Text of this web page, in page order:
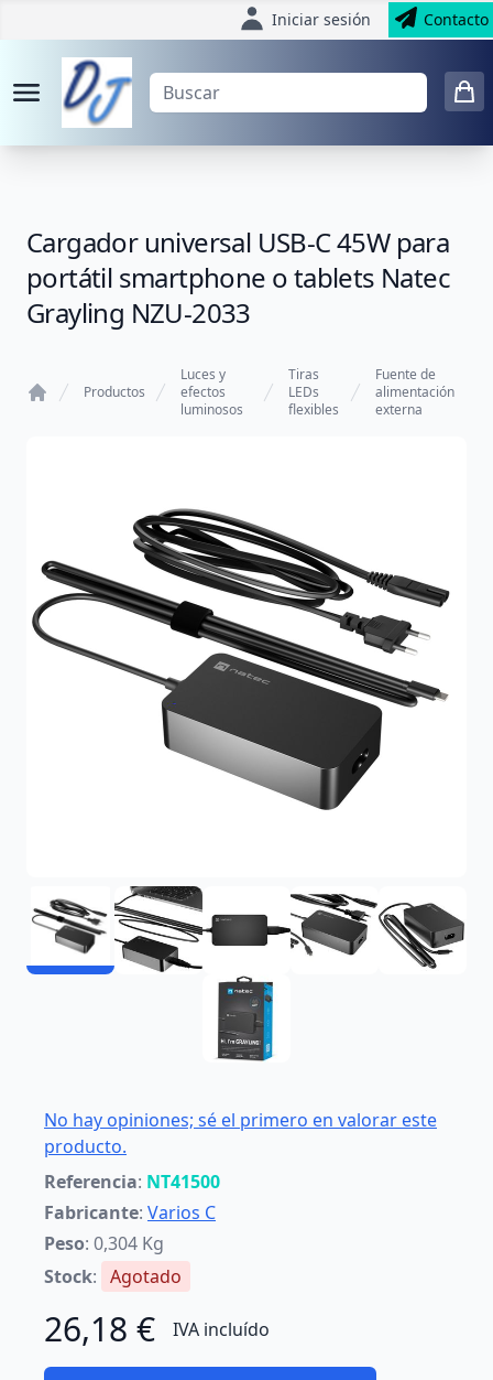
Iniciar sesión Contacto
Cargador universal USB-C 45W para
portátil smartphone o tablets Natec
Grayling NZU-2033
Productos
Luces y
efectos
luminosos
Tiras
LEDs
flexibles
Fuente de
alimentación
externa
No hay opiniones; sé el primero en valorar este
producto.
Referencia: NT41500
Fabricante: Varios C
Peso: 0,304 Kg
Stock: Agotado
26,18 € IVA incluído